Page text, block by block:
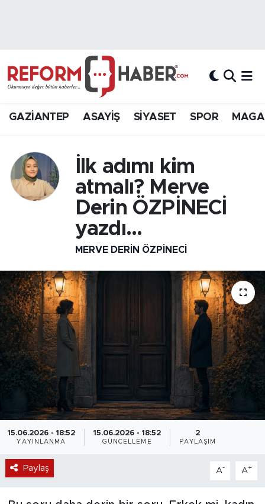
GAZİANTEP ASAYİŞ SİYASET SPOR
İlk adımı kim
atmalı? Merve
Derin ÖZPİNECİ
yazdı...
MERVE DERIN ÖZPİNECİ
15.06.2026 - 18:52
YAYINLANMA
15.06.2026 - 18:52
GÜNCELLEME
2
PAYLAŞIM
Paylaş A- A+
Hava Durumu
Süper Lig Puan Durumu ve Fikstür
Tüm Manşetler
Son Dakika Haberleri
Haber Arşivi